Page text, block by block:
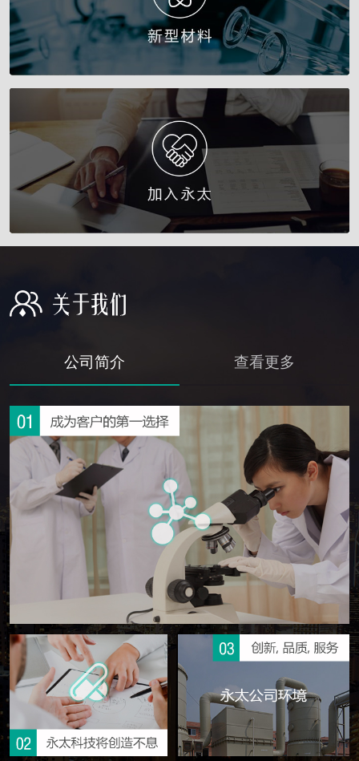
公司简介 查看更多